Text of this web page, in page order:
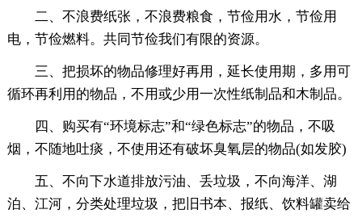
二、不浪费纸张，不浪费粮食，节俭用水，节俭用
电，节俭燃料。共同节俭我们有限的资源。
三、把损坏的物品修理好再用，延长使用期，多用可
循环再利用的物品，不用或少用一次性纸制品和木制品。
四、购买有“环境标志”和“绿色标志”的物品，不吸
烟，不随地吐痰，不使用还有破坏臭氧层的物品(如发胶)
五、不向下水道排放污油、丢垃圾，不向海洋、湖
泊、江河，分类处理垃圾，把旧书本、报纸、饮料罐卖给